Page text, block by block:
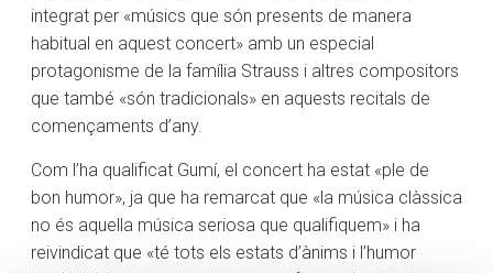
integrat per «músics que són presents de manera
habitual en aquest concert» amb un especial
protagonisme de la família Strauss i altres compositors
que també «són tradicionals» en aquests recitals de
començaments d’any.
Com l’ha qualificat Gumí, el concert ha estat «ple de
bon humor», ja que ha remarcat que «la música clàssica
no és aquella música seriosa que qualifiquem» i ha
reivindicat que «té tots els estats d’ànims i l’humor